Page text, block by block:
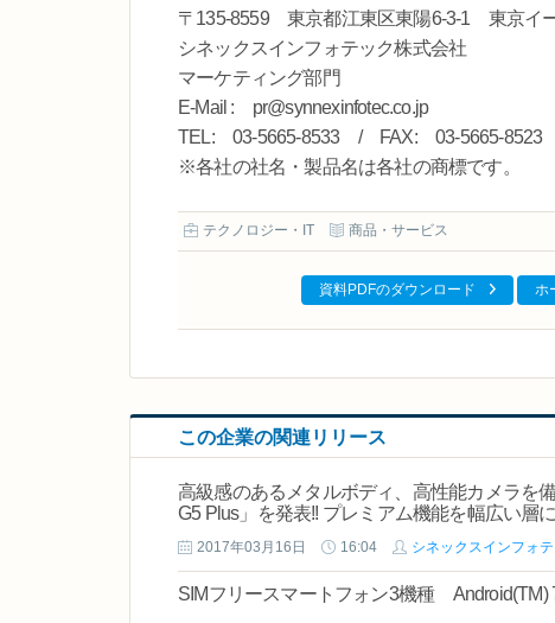
〒135-8559 東京都江東区東陽6-3-1 東京イ
シネックスインフォテック株式会社
マーケティング部門
E-Mail : pr@synnexinfotec.co.jp
TEL: 03-5665-8533 / FAX: 03-5665-8523
※各社の社名・製品名は各社の商標です。
テクノロジー・IT 商品・サービス
資料PDFのダウンロード ホ
この企業の関連リリース
高級感のあるメタルボディ、高性能カメラを
G5 Plus」を発表!! プレミアム機能を幅広い層
2017年03月16日 16:04 シネックスインフォ
SIMフリースマートフォン3機種 Android(TM)